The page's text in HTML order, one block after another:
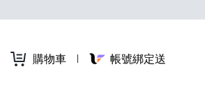
購物車 帳號綁定送